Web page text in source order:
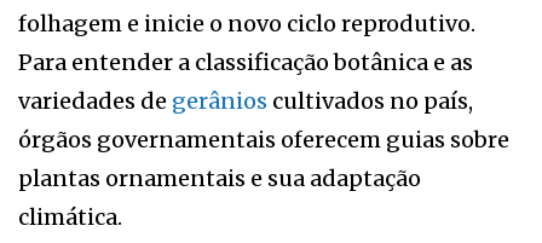
folhagem e inicie o novo ciclo reprodutivo.
Para entender a classificação botânica e as
variedades de gerânios cultivados no país,
órgãos governamentais oferecem guias sobre
plantas ornamentais e sua adaptação
climática.